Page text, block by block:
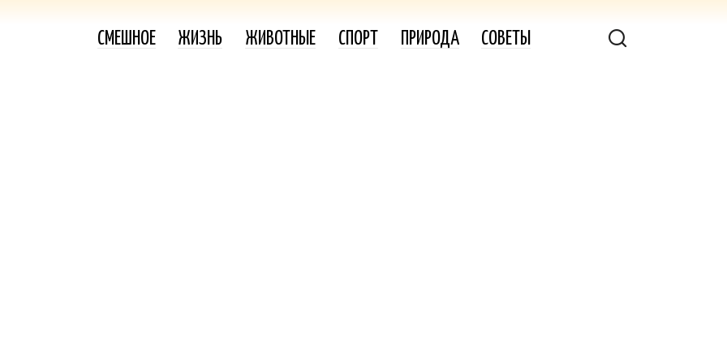
СМЕШНОЕ ЖИЗНЬ ЖИВОТНЫЕ СПОРТ ПРИРОДА СОВЕТЫ